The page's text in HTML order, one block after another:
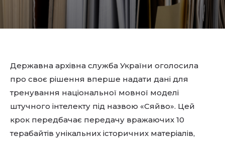
Державна архівна служба України оголосила
про своє рішення вперше надати дані для
тренування національної мовної моделі
штучного інтелекту під назвою «Сяйво». Цей
крок передбачає передачу вражаючих 10
терабайтів унікальних історичних матеріалів,